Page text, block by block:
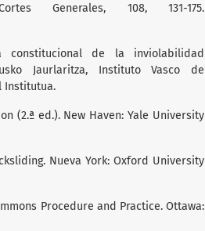
Generales, 108, 131-175.
constitucional de la inviolabilidad
Jaurlaritza, Instituto Vasco de
Institutua.
(2.ª ed.). New Haven: Yale University
Nueva York: Oxford University
Procedure and Practice. Ottawa: